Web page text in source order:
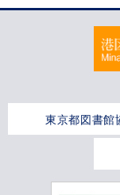
東京都図書館